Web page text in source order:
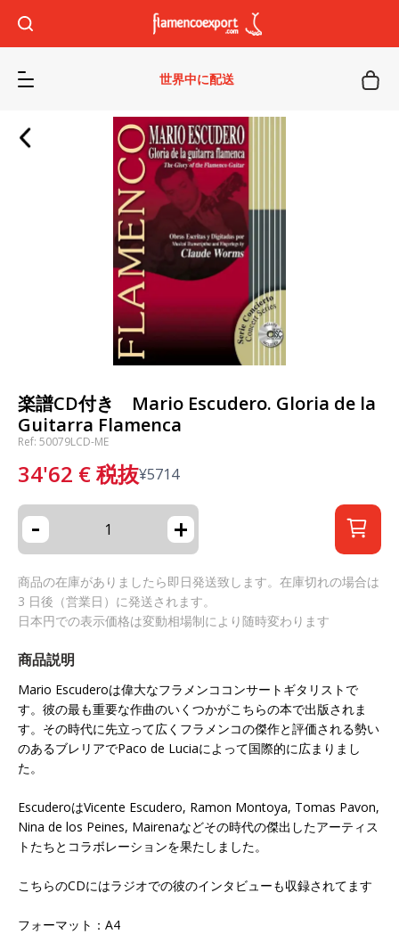
世界中に配送
楽譜CD付き Mario Escudero. Gloria de la
Guitarra Flamenca
Ref: 50079LCD-ME
34'62 €税抜¥5714
- +
商品の在庫がありましたら即日発送致します。在庫切れの場合は
3 日後（営業日）に発送されます。
日本円での表示価格は変動相場制により随時変わります
商品説明
Mario Escuderoは偉大なフラメンココンサートギタリストで
す。彼の最も重要な作曲のいくつかがこちらの本で出版されま
す。その時代に先立って広くフラメンコの傑作と評価される勢い
のあるブレリアでPaco de Luciaによって国際的に広まりまし
た。
EscuderoはVicente Escudero, Ramon Montoya, Tomas Pavon,
Nina de los Peines, Mairenaなどその時代の傑出したアーティス
トたちとコラボレーションを果たしました。
こちらのCDにはラジオでの彼のインタビューも収録されてます
フォーマット：A4